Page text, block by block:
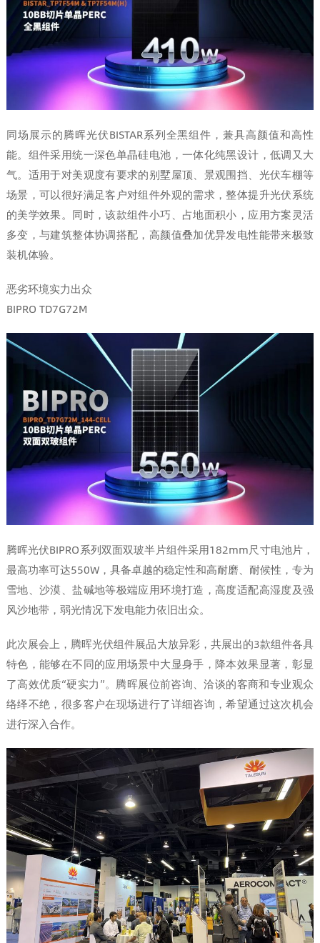
同场展示的腾晖光伏BISTAR系列全黑组件，兼具高颜值和高性
能。组件采用统一深色单晶硅电池，一体化纯黑设计，低调又大
气。适用于对美观度有要求的别墅屋顶、景观围挡、光伏车棚等
场景，可以很好满足客户对组件外观的需求，整体提升光伏系统
的美学效果。同时，该款组件小巧、占地面积小，应用方案灵活
多变，与建筑整体协调搭配，高颜值叠加优异发电性能带来极致
装机体验。
恶劣环境实力出众
BIPRO TD7G72M
腾晖光伏BIPRO系列双面双玻半片组件采用182mm尺寸电池片，
最高功率可达550W，具备卓越的稳定性和高耐磨、耐候性，专为
雪地、沙漠、盐碱地等极端应用环境打造，高度适配高湿度及强
风沙地带，弱光情况下发电能力依旧出众。
此次展会上，腾晖光伏组件展品大放异彩，共展出的3款组件各具
特色，能够在不同的应用场景中大显身手，降本效果显著，彰显
了高效优质“硬实力”。腾晖展位前咨询、洽谈的客商和专业观众
络绎不绝，很多客户在现场进行了详细咨询，希望通过这次机会
进行深入合作。